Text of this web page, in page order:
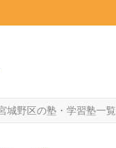
城野区の塾・学習塾一覧